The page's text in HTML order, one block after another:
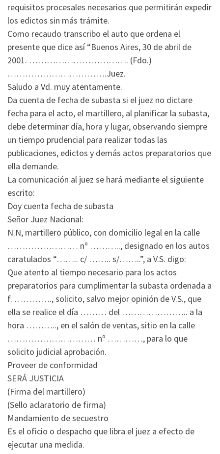
requisitos procesales necesarios que permitirán expedir
los edictos sin más trámite.
Como recaudo transcribo el auto que ordena el
presente que dice así “Buenos Aires, 30 de abril de
2001. ……………………………. (Fdo.)
…………………………….Juez.
Saludo a Vd. muy atentamente.
Da cuenta de fecha de subasta si el juez no dictare
fecha para el acto, el martillero, al planificar la subasta,
debe determinar día, hora y lugar, observando siempre
un tiempo prudencial para realizar todas las
publicaciones, edictos y demás actos preparatorios que
ella demande.
La comunicación al juez se hará mediante el siguiente
escrito:
Doy cuenta fecha de subasta
Señor Juez Nacional:
N.N, martillero público, con domicilio legal en la calle
…………………… nº ……….., designado en los autos
caratulados “…….. c/ …….. s/……..”, a V.S. digo:
Que atento al tiempo necesario para los actos
preparatorios para cumplimentar la subasta ordenada a
f. …………., solicito, salvo mejor opinión de V.S., que
ella se realice el día ……… del ………………….. a la
hora ……….., en el salón de ventas, sitio en la calle
………………………… nº …………, para lo que
solicito judicial aprobación.
Proveer de conformidad
SERÁ JUSTICIA
(Firma del martillero)
(Sello aclaratorio de firma)
Mandamiento de secuestro
Es el oficio o despacho que libra el juez a efecto de
ejecutar una medida.